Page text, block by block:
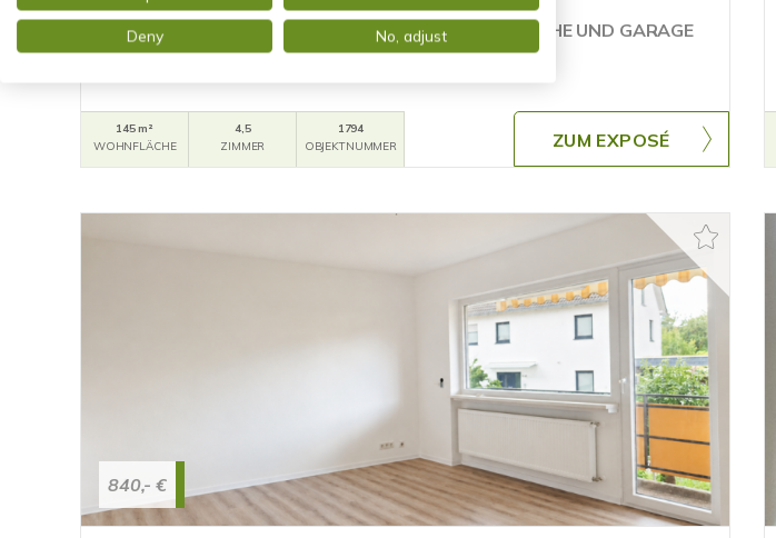
EINFAMILIENHAUS MIT DACHTERRASSE, EINBAUKÜCHE UND GARAGE
145 m²
WOHNFLÄCHE
4,5
ZIMMER
1794
OBJEKTNUMMER
ZUM EXPOSÉ
840,- €
Deny No, adjust